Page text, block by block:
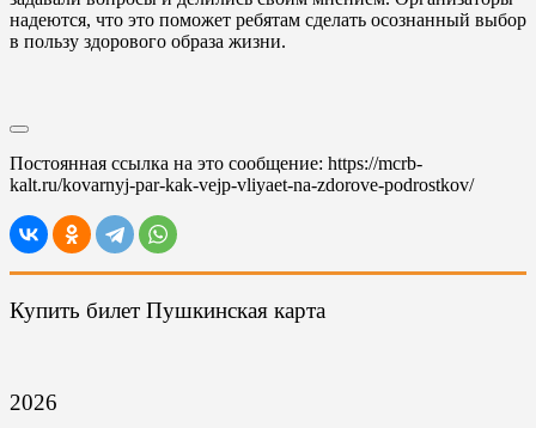
надеются, что это поможет ребятам сделать осознанный выбор
в пользу здорового образа жизни.
Постоянная ссылка на это сообщение: https://mcrb-
kalt.ru/kovarnyj-par-kak-vejp-vliyaet-na-zdorove-podrostkov/
Купить билет Пушкинская карта
2026